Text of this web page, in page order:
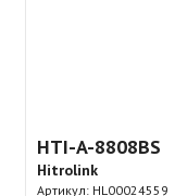
HTI-A-8808BS
Hitrolink
Артикул: HL00024559